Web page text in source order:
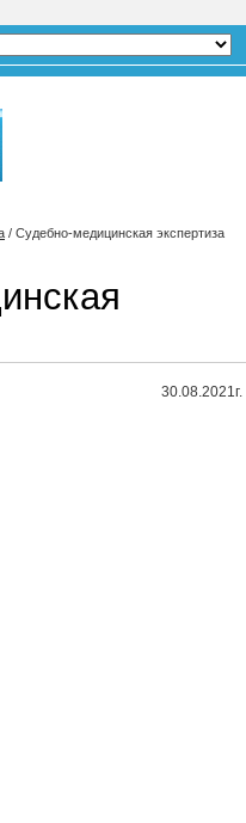
/ Судебно-медицинская экспертиза
30.08.2021г.